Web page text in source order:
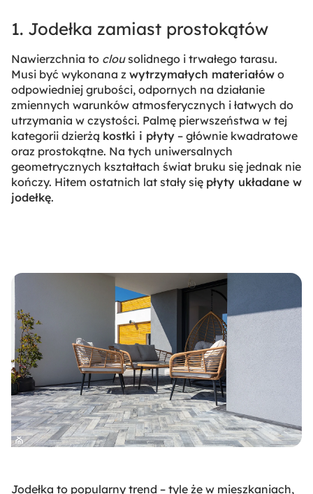
1. Jodełka zamiast prostokątów
Nawierzchnia to clousolidnego i trwałego tarasu.
Musi być wykonana z wytrzymałych materiałów o
odpowiedniej grubości, odpornych na działanie
zmiennych warunków atmosferycznych i łatwych do
utrzymania w czystości. Palmę pierwszeństwa w tej
kategorii dzierżą kostki i płyty – głównie kwadratowe
oraz prostokątne. Na tych uniwersalnych
geometrycznych kształtach świat bruku się jednak nie
kończy. Hitem ostatnich lat stały się płyty układane w
jodełkę.
Jodełka to popularny trend – tyle że w mieszkaniach,